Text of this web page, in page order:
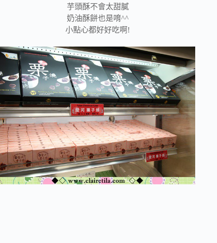
芋頭酥不會太甜膩
奶油酥餅也是唷^^
小點心都好好吃啊!